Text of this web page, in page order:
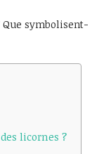
symbolisent-
licornes ?